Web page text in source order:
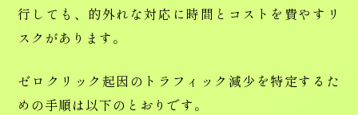
行しても、的外れな対応に時間とコストを費やすリ
スクがあります。
ゼロクリック起因のトラフィック減少を特定するた
めの手順は以下のとおりです。